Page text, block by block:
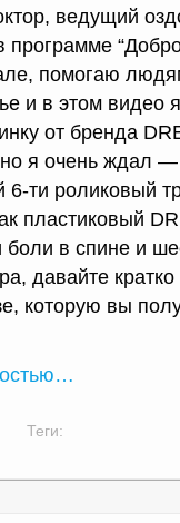
ведущий
программе
помогаю
и в этом видео
от бренда
я очень ждал —
6-ти роликовый
пластиковый
боли в спине и
давайте
которую вы
Теги: